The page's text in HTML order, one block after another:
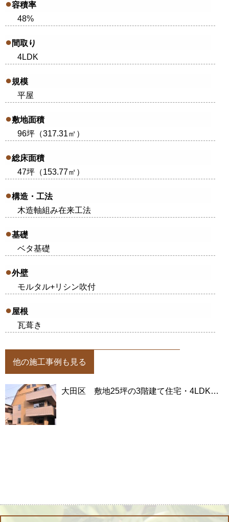
容積率
48%
間取り
4LDK
規模
平屋
敷地面積
96坪（317.31㎡）
総床面積
47坪（153.77㎡）
構造・工法
木造軸組み在来工法
基礎
ベタ基礎
外壁
モルタル+リシン吹付
屋根
瓦葺き
他の施工事例も見る
大田区 敷地25坪の3階建て住宅・4LDKの木の家